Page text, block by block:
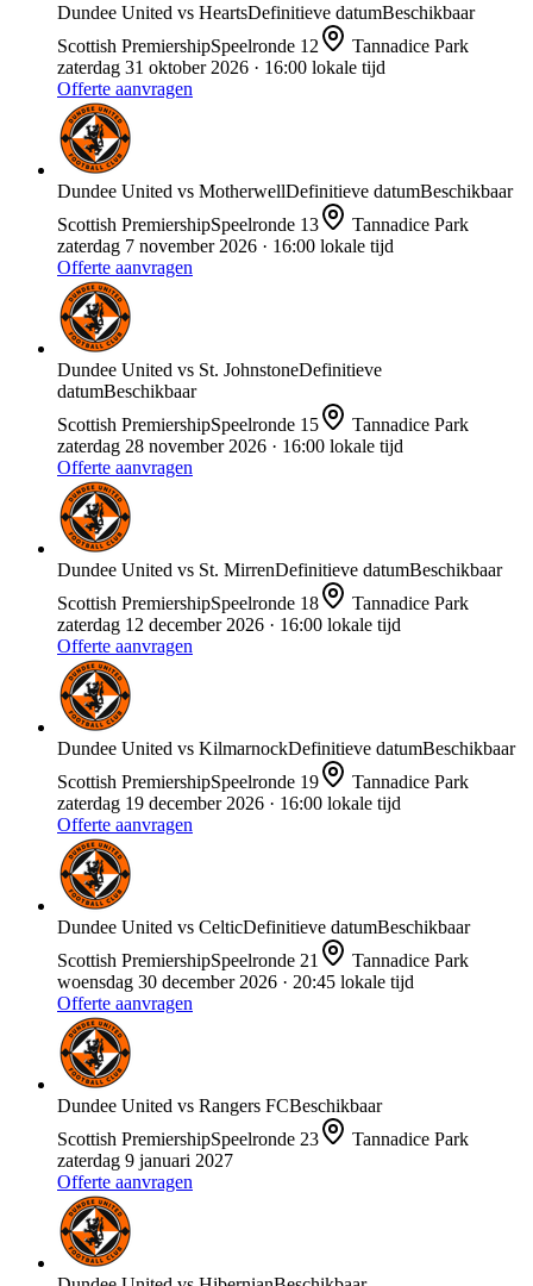
Dundee United vs HeartsDefinitieve datumBeschikbaar
Scottish PremiershipSpeelronde 12
Tannadice Park
zaterdag 31 oktober 2026 · 16:00 lokale tijd
Offerte aanvragen
Dundee United vs MotherwellDefinitieve datumBeschikbaar
Scottish PremiershipSpeelronde 13
Tannadice Park
zaterdag 7 november 2026 · 16:00 lokale tijd
Offerte aanvragen
Dundee United vs St. JohnstoneDefinitieve
datumBeschikbaar
Scottish PremiershipSpeelronde 15
Tannadice Park
zaterdag 28 november 2026 · 16:00 lokale tijd
Offerte aanvragen
Dundee United vs St. MirrenDefinitieve datumBeschikbaar
Scottish PremiershipSpeelronde 18
Tannadice Park
zaterdag 12 december 2026 · 16:00 lokale tijd
Offerte aanvragen
Dundee United vs KilmarnockDefinitieve datumBeschikbaar
Scottish PremiershipSpeelronde 19
Tannadice Park
zaterdag 19 december 2026 · 16:00 lokale tijd
Offerte aanvragen
Dundee United vs CelticDefinitieve datumBeschikbaar
Scottish PremiershipSpeelronde 21
Tannadice Park
woensdag 30 december 2026 · 20:45 lokale tijd
Offerte aanvragen
Dundee United vs Rangers FCBeschikbaar
Scottish PremiershipSpeelronde 23
Tannadice Park
zaterdag 9 januari 2027
Offerte aanvragen